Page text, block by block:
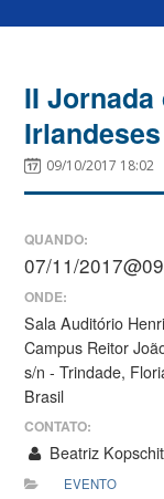
II
Irlandeses
09/10/2017 18:02
QUANDO:
07/11/
ONDE:
Sala Auditório
Campus Reitor
s/n - Trindade,
Brasil
CONTATO:
Beatriz
EVENTO